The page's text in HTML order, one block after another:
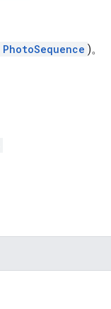
PhotoSequence )。